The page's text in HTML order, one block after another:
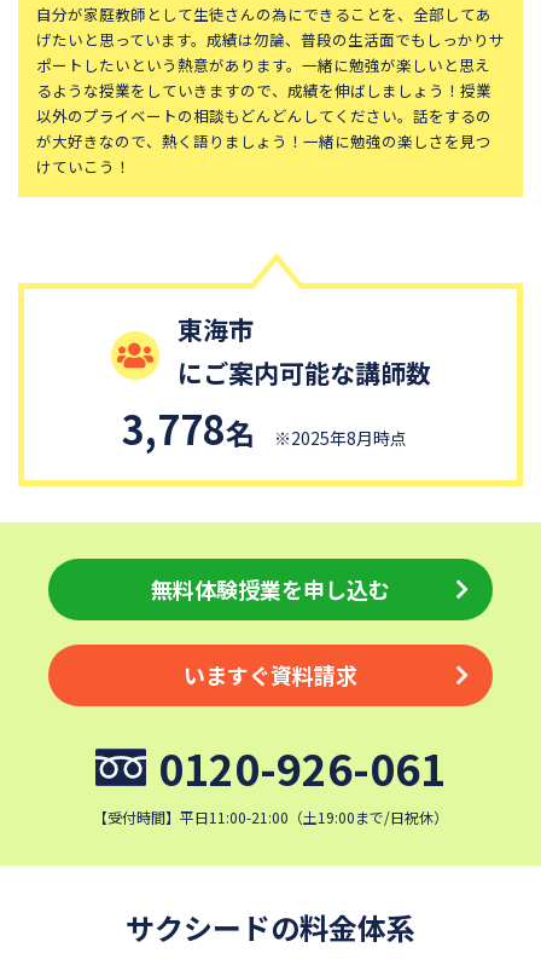
品川女子学院中等部
東京都立桜修館中等教育学校
大妻中学校
滝中学校
土佐中学校
國學院大學久我山中学校
江戸川学園取手中学校
山脇学園中学校
恵泉女学園中学校
東京都市大学等々力中学校
獨協中学校
昌平中学校
成城中学校
青稜中学校
細田学園中学校
目黒日本大学中学校
関東学院中学校
帝塚山学院中学校
清泉女学院中学校
西武学園文理中学校
横浜国立大学教育学部附属横
実践女子学園中学校
佐久長聖中学校
桐光学園中学校
自分が家庭教師として生徒さんの為にできることを、全部してあ
げたいと思っています。成績は勿論、普段の生活面でもしっかりサ
ポートしたいという熱意があります。一緒に勉強が楽しいと思え
るような授業をしていきますので、成績を伸ばしましょう！授業
以外のプライベートの相談もどんどんしてください。話をするの
が大好きなので、熱く語りましょう！一緒に勉強の楽しさを見つ
けていこう！
東海市
にご案内可能な講師数
3,778名 ※2025年8月時点
無料体験授業を申し込む
いますぐ資料請求
0120-926-061
【受付時間】平日11:00-21:00（土19:00まで/日祝休）
サクシードの料金体系